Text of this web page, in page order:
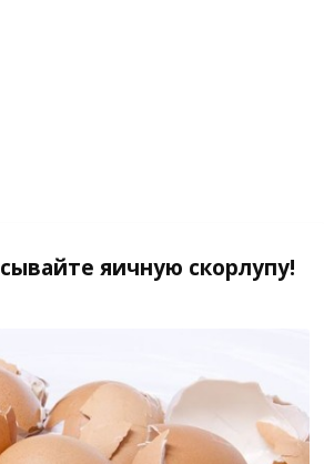
яичную скорлупу!